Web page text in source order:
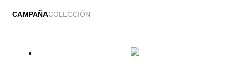
CAMPAÑACOLECCIÓN